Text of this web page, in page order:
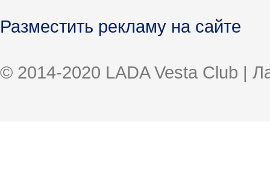
Разместить рекламу на сайте
© 2014-2020 LADA Vesta Club |